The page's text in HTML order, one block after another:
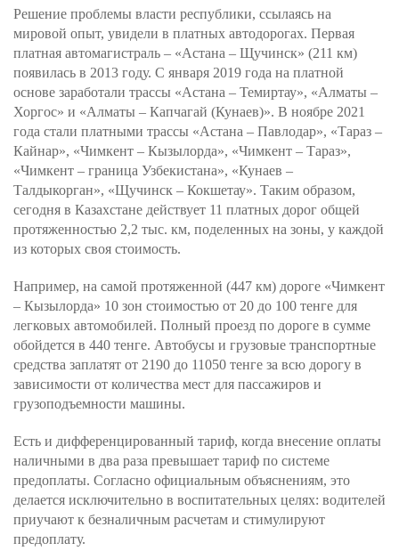
Решение проблемы власти республики, ссылаясь на
мировой опыт, увидели в платных автодорогах. Первая
платная автомагистраль – «Астана – Щучинск» (211 км)
появилась в 2013 году. С января 2019 года на платной
основе заработали трассы «Астана – Темиртау», «Алматы –
Хоргос» и «Алматы – Капчагай (Кунаев)». В ноябре 2021
года стали платными трассы «Астана – Павлодар», «Тараз –
Кайнар», «Чимкент – Кызылорда», «Чимкент – Тараз»,
«Чимкент – граница Узбекистана», «Кунаев –
Талдыкорган», «Щучинск – Кокшетау». Таким образом,
сегодня в Казахстане действует 11 платных дорог общей
протяженностью 2,2 тыс. км, поделенных на зоны, у каждой
из которых своя стоимость.
Например, на самой протяженной (447 км) дороге «Чимкент
– Кызылорда» 10 зон стоимостью от 20 до 100 тенге для
легковых автомобилей. Полный проезд по дороге в сумме
обойдется в 440 тенге. Автобусы и грузовые транспортные
средства заплатят от 2190 до 11050 тенге за всю дорогу в
зависимости от количества мест для пассажиров и
грузоподъемности машины.
Есть и дифференцированный тариф, когда внесение оплаты
наличными в два раза превышает тариф по системе
предоплаты. Согласно официальным объяснениям, это
делается исключительно в воспитательных целях: водителей
приучают к безналичным расчетам и стимулируют
предоплату.